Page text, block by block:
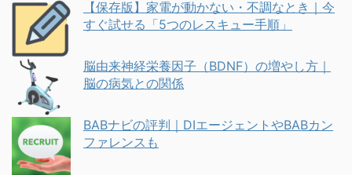
【保存版】家電が動かない・不調なとき｜今
すぐ試せる「5つのレスキュー手順」
脳由来神経栄養因子（BDNF）の増やし方｜
脳の病気との関係
BABナビの評判｜DIエージェントやBABカン
ファレンスも